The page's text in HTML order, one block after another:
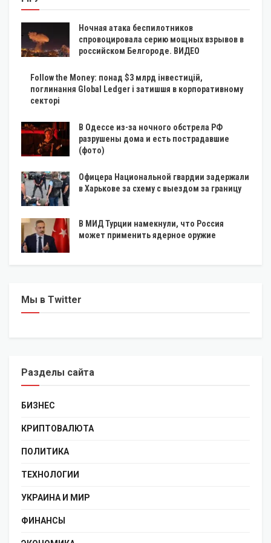
Ночная атака беспилотников
спровоцировала серию мощных взрывов в
российском Белгороде. ВИДЕО
Follow the Money: понад $3 млрд інвестицій,
поглинання Global Ledger і затишшя в корпоративному
секторі
В Одессе из-за ночного обстрела РФ
разрушены дома и есть пострадавшие
(фото)
Офицера Национальной гвардии задержали
в Харькове за схему с выездом за границу
В МИД Турции намекнули, что Россия
может применить ядерное оружие
Мы в Twitter
Разделы сайта
БИЗНЕС
КРИПТОВАЛЮТА
ПОЛИТИКА
ТЕХНОЛОГИИ
УКРАИНА И МИР
ФИНАНСЫ